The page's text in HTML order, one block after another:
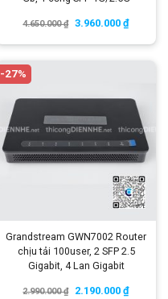
4.650.000₫ 3.960.000 ₫
-27%
Grandstream GWN7002 Router
chịu tải 100user, 2 SFP 2.5
Gigabit, 4 Lan Gigabit
2.990.000₫ 2.190.000 ₫